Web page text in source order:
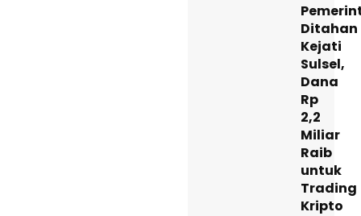
Ditahan
Kejati
Sulsel,
Dana
Rp
2,2
Miliar
Raib
untuk
Trading
Kripto